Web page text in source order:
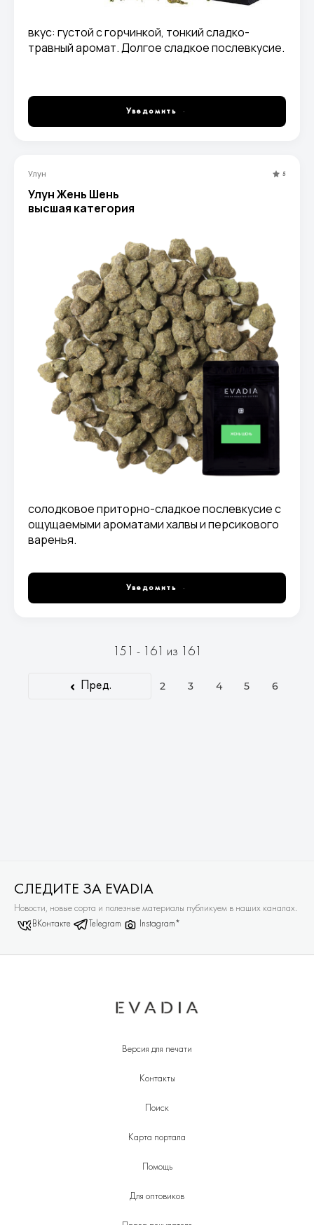
вкус: густой с горчинкой, тонкий сладко-
травный аромат. Долгое сладкое послевкусие.
Уведомить
Улун 5
Улун Жень Шень
высшая категория
солодковое приторно-сладкое послевкусие с
ощущаемыми ароматами халвы и персикового
варенья.
Уведомить
151 - 161 из 161
Пред. 2 3 4 5 6
СЛЕДИТЕ ЗА EVADIA
Новости, новые сорта и полезные материалы публикуем в наших каналах.
ВКонтакте Telegram Instagram*
Версия для печати
Контакты
Поиск
Карта портала
Помощь
Для оптовиков